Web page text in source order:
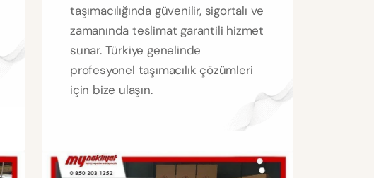
taşımacılığında güvenilir, sigortalı ve
zamanında teslimat garantili hizmet
sunar. Türkiye genelinde
profesyonel taşımacılık çözümleri
için bize ulaşın.